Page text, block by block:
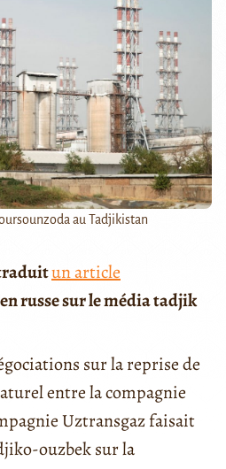
au Tadjikistan
un article
russe sur le média tadjik
sur la reprise de
entre la compagnie
Uztransgaz faisait
ouzbek sur la